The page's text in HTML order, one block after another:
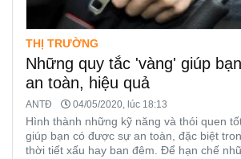
THỊ TRƯỜNG
Những quy tắc 'vàng' giúp
an toàn, hiệu quả
ANTĐ 04/05/2020, lúc 18:13
Hình thành những kỹ năng và thói quen
giúp bạn có được sự an toàn, đặc biệt
thời tiết xấu hay ban đêm. Để hạn chế